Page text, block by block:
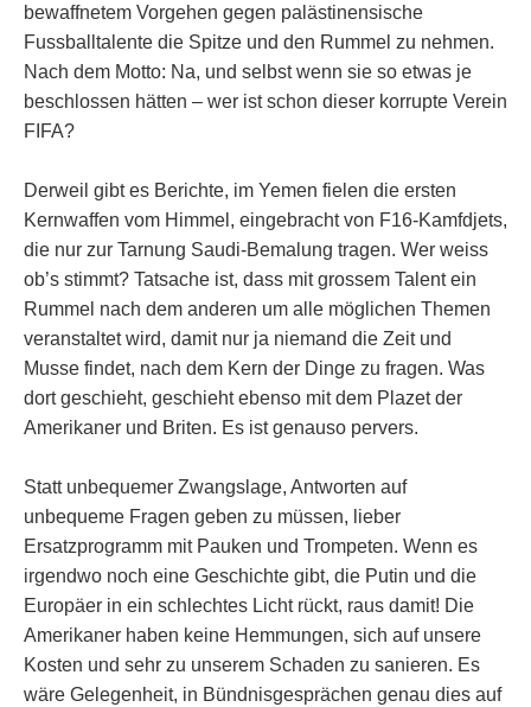
bewaffnetem Vorgehen gegen palästinensische
Fussballtalente die Spitze und den Rummel zu nehmen.
Nach dem Motto: Na, und selbst wenn sie so etwas je
beschlossen hätten – wer ist schon dieser korrupte Verein
FIFA?
Derweil gibt es Berichte, im Yemen fielen die ersten
Kernwaffen vom Himmel, eingebracht von F16-Kamfdjets,
die nur zur Tarnung Saudi-Bemalung tragen. Wer weiss
ob’s stimmt? Tatsache ist, dass mit grossem Talent ein
Rummel nach dem anderen um alle möglichen Themen
veranstaltet wird, damit nur ja niemand die Zeit und
Musse findet, nach dem Kern der Dinge zu fragen. Was
dort geschieht, geschieht ebenso mit dem Plazet der
Amerikaner und Briten. Es ist genauso pervers.
Statt unbequemer Zwangslage, Antworten auf
unbequeme Fragen geben zu müssen, lieber
Ersatzprogramm mit Pauken und Trompeten. Wenn es
irgendwo noch eine Geschichte gibt, die Putin und die
Europäer in ein schlechtes Licht rückt, raus damit! Die
Amerikaner haben keine Hemmungen, sich auf unsere
Kosten und sehr zu unserem Schaden zu sanieren. Es
wäre Gelegenheit, in Bündnisgesprächen genau dies auf